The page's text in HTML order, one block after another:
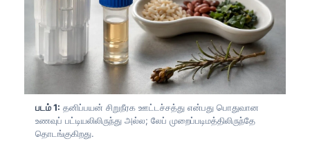
படம் 1: தனிப்பயன் சிறுநீரக ஊட்டச்சத்து என்பது பொதுவான
உணவுப் பட்டியலிலிருந்து அல்ல; லேப் முறைப்படிமத்திலிருந்தே
தொடங்குகிறது.